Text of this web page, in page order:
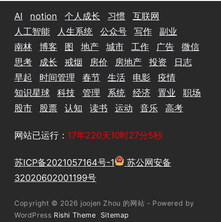
AI notion 个人成长 习惯
互联网
人工智能
人生系统 公众号 写作
副业
南林
博客 图 地产 城市 工作 广告
微信
思考
成长 戒烟 房价 房地产 投资
日志
早起
时间管理 春节 生活 电影
疫情
知识星球
科技 管理 系统 经济 置业
职场
股市
股票 认知 读书 运动 音乐 高考
网站已运行： 17年220天10时27分5秒
苏ICP备2021057164号-1
苏公网安备
32020602001199号
Copyright © 2026 joojen Zhou 的网站 - Powered by
WordPress Rishi Theme Sitemap